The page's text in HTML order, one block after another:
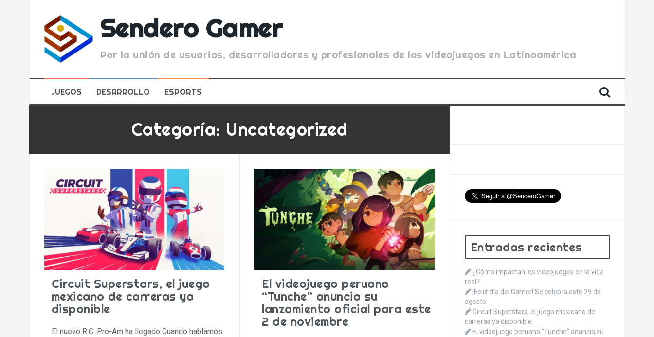
Sendero Gamer
Por la unión de usuarios, desarrolladores y profesionales de los videojuegos en Latinoamérica
JUEGOS DESARROLLO ESPORTS
Categoría: Uncategorized
Circuit Superstars, el juego
mexicano de carreras ya
disponible
El nuevo R.C. Pro-Am ha llegado Cuando hablamos
El videojuego peruano
“Tunche” anuncia su
lanzamiento oficial para este
2 de noviembre
Entradas recientes
¿Cómo impactan los videojuegos en la vida
real?
¡Feliz día del Gamer! Se celebra este 29 de
agosto
Circuit Superstars, el juego mexicano de
carreras ya disponible
El videojuego peruano “Tunche” anuncia su